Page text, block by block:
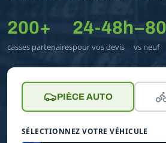
200+
casses partenaires
24-48h
pour vos devis vs neuf
PIÈCE AUTO
SÉLECTIONNEZ VOTRE VÉHICULE